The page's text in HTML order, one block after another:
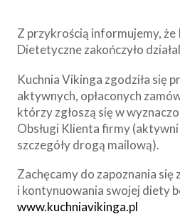
Z przykrością informujemy,
Dietetyczne zakończyło
Kuchnia Vikinga zgodziła się
aktywnych, opłaconych
którzy zgłoszą się w
Obsługi Klienta firmy
szczegóły drogą mailową).
Zachęcamy do zapoznania
i kontynuowania swojej diety
www.kuchniavikinga.pl